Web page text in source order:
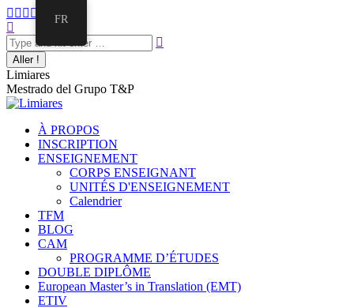
Aller
au
contenu
La
Facebook
s'ouvre
dans
une
nouvelle
fenêtre
La
Twitter
s'ouvre
dans
une
nouvelle
fenêtre
La
E-
mail
s'ouvre
dans
une
nouvelle
fenêtre
page
s'ouvre
dans
une
nouvelle
fenêtre
La
page
LinkedIn
s'ouvre
dans
une
nouvelle
fenêtre
Recherche
Limiares
Mestrado del Grupo T&P
À PROPOS
INSCRIPTION
ENSEIGNEMENT
CORPS ENSEIGNANT
UNITÉS D'ENSEIGNEMENT
Calendrier
TFM
BLOG
CAM
PROGRAMME D’ÉTUDES
DOUBLE DIPLÔME
European Master’s in Translation (EMT)
ETIV
FR